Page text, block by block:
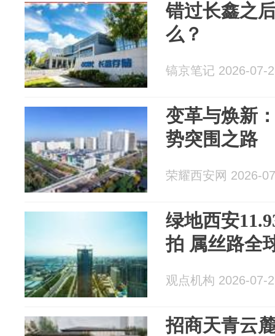
错过长鑫之
么？
镐京笔记 2026-07-
变革与焕新
势突围之路
荣耀西安网 2026-
绿地西安
拍 属丝路全
观点机构 2026-07-
招商天青云